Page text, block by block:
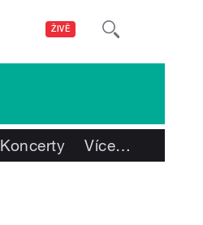
ŽIVĚ
Koncerty Více…